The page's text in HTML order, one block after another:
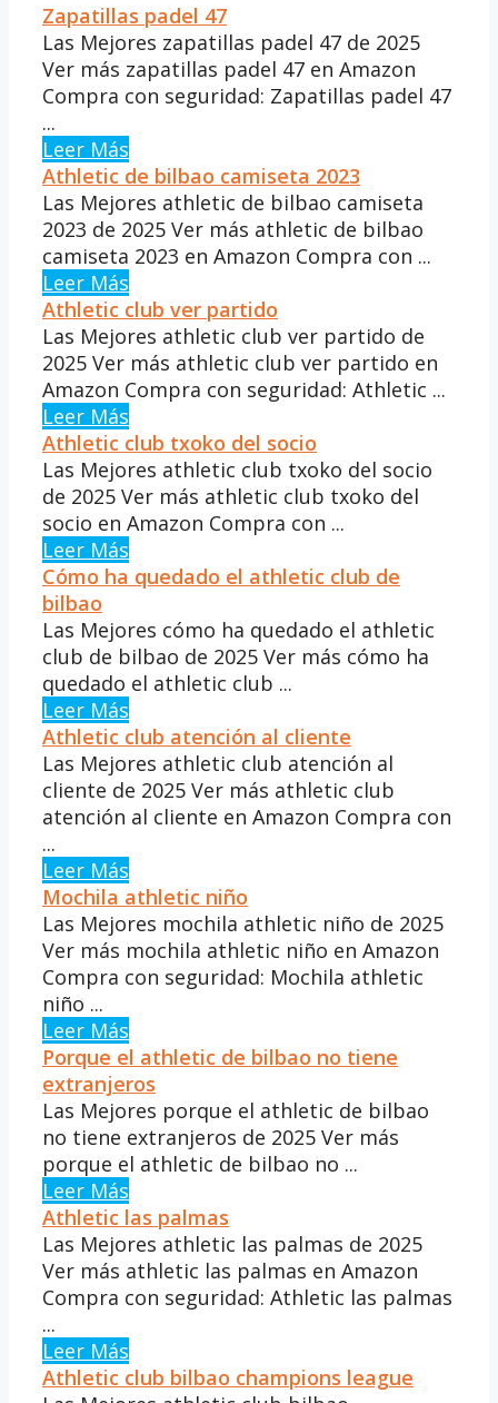
Zapatillas padel 47
Las Mejores zapatillas padel 47 de 2025
Ver más zapatillas padel 47 en Amazon
Compra con seguridad: Zapatillas padel 47
...
Leer Más
Athletic de bilbao camiseta 2023
Las Mejores athletic de bilbao camiseta
2023 de 2025 Ver más athletic de bilbao
camiseta 2023 en Amazon Compra con ...
Leer Más
Athletic club ver partido
Las Mejores athletic club ver partido de
2025 Ver más athletic club ver partido en
Amazon Compra con seguridad: Athletic ...
Leer Más
Athletic club txoko del socio
Las Mejores athletic club txoko del socio
de 2025 Ver más athletic club txoko del
socio en Amazon Compra con ...
Leer Más
Cómo ha quedado el athletic club de
bilbao
Las Mejores cómo ha quedado el athletic
club de bilbao de 2025 Ver más cómo ha
quedado el athletic club ...
Leer Más
Athletic club atención al cliente
Las Mejores athletic club atención al
cliente de 2025 Ver más athletic club
atención al cliente en Amazon Compra con
...
Leer Más
Mochila athletic niño
Las Mejores mochila athletic niño de 2025
Ver más mochila athletic niño en Amazon
Compra con seguridad: Mochila athletic
niño ...
Leer Más
Porque el athletic de bilbao no tiene
extranjeros
Las Mejores porque el athletic de bilbao
no tiene extranjeros de 2025 Ver más
porque el athletic de bilbao no ...
Leer Más
Athletic las palmas
Las Mejores athletic las palmas de 2025
Ver más athletic las palmas en Amazon
Compra con seguridad: Athletic las palmas
...
Leer Más
Athletic club bilbao champions league